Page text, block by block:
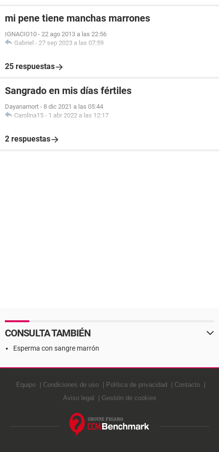
mi pene tiene manchas marrones
IGNACIO10 - 22 ago 2013 a las 22:56
Gabriel - 27 sep 2023 a las 07:59
25 respuestas
Sangrado en mis días fértiles
Dayanamort - 8 dic 2021 a las 05:44
Carolina15 - 1 abr 2022 a las 12:17
2 respuestas
CONSULTA TAMBIÉN
Esperma con sangre marrón
Equipo Condiciones de uso Política de privacidad
Contacto
Aviso legal
Gestión de cookies